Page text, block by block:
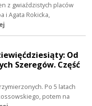
z gwiaździstych placów
i Agata Rokicka,
Od
Szeregów. Część
Po 5 latach
potem na